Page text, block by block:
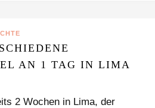
AN 1 TAG IN LIMA
2 Wochen in Lima, der